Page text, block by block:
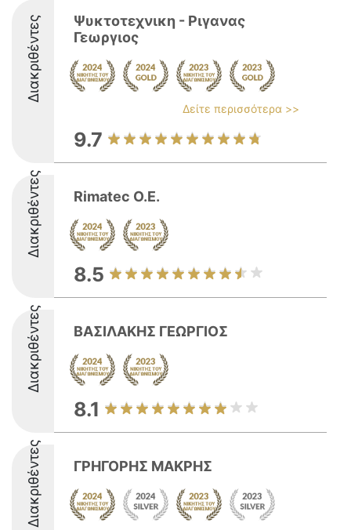
Διακριθέντες
Ψυκτοτεχνικη - Ριγανας
Γεωργιος
Δείτε περισσότερα >>
9.7
Διακριθέντες Rimatec O.E.
8.5
Διακριθέντες ΒΑΣΙΛΑΚΗΣ ΓΕΩΡΓΙΟΣ
8.1
Διακριθέντες ΓΡΗΓΟΡΗΣ ΜΑΚΡΗΣ